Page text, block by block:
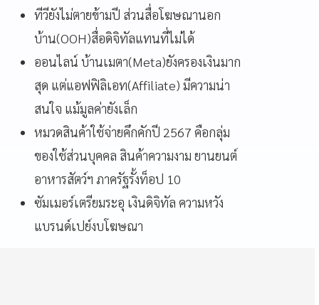
ทีวียังไม่ตายข้ามปี ส่วนสื่อโฆษณานอก
บ้าน(OOH)สื่อดิจิทัลแทนที่ไม่ได้
ออนไลน์ บ้านเมตา(Meta)ยังครองเงินมาก
สุด แต่แอฟฟิลิเอท(Affiliate) มีความน่า
สนใจ แม้มูลค่ายังเล็ก
หมวดสินค้าใช้จ่ายคึกคักปี 2567 คือกลุ่ม
ของใช้ส่วนบุคคล สินค้าความงาม ยานยนต์
อาหารสัตว์ฯ ภาครัฐรั้งท็อป 10
ซัมเมอร์เตรียมระอุ เงินดิจิทัล ความหวัง
แบรนด์เปย์งบโฆษณา